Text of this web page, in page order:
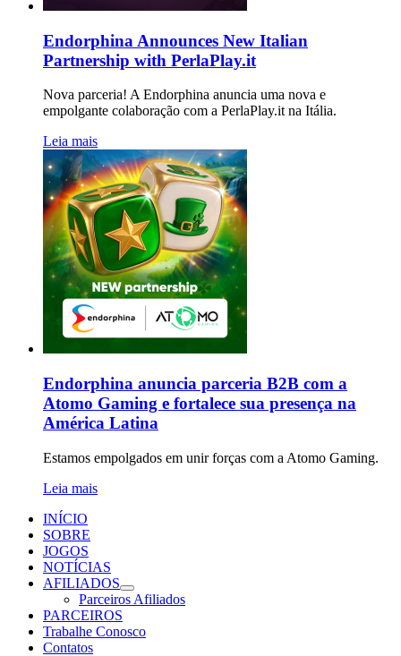
Endorphina Announces New Italian
Partnership with PerlaPlay.it
Nova parceria! A Endorphina anuncia uma nova e
empolgante colaboração com a PerlaPlay.it na Itália.
Leia mais
Endorphina anuncia parceria B2B com a
Atomo Gaming e fortalece sua presença na
América Latina
Estamos empolgados em unir forças com a Atomo Gaming.
Leia mais
INÍCIO
SOBRE
JOGOS
NOTÍCIAS
AFILIADOS
Parceiros Afiliados
PARCEIROS
Trabalhe Conosco
Contatos